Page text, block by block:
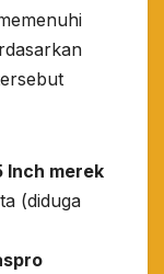
Inch merek
(diduga